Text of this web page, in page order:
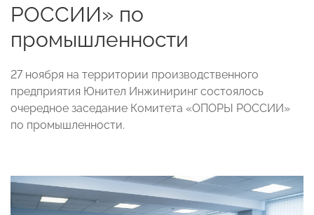
РОССИИ» по
промышленности
27 ноября на территории производственного
предприятия Юнител Инжиниринг состоялось
очередное заседание Комитета «ОПОРЫ РОССИИ»
по промышленности.